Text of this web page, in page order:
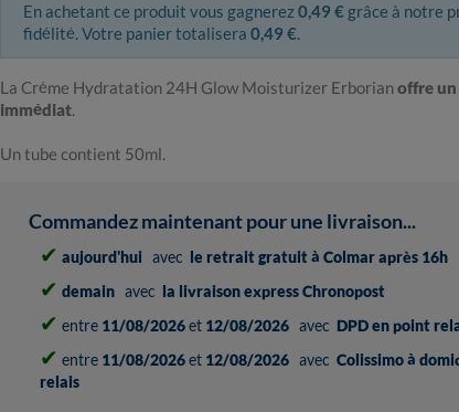
En achetant ce produit vous gagnerez0,49 € grâce à notre
fidélité. Votre panier totalisera 0,49 €.
La Crème Hydratation 24H Glow Moisturizer Erborianoffre un
immédiat.
Un tube contient 50ml.
Commandez maintenant pour une livraison...
✔ aujourd'hui avec le retrait gratuit à Colmar après 16h
✔ demain avec la livraison express Chronopost
✔ entre 11/08/2026et 12/08/2026 avec DPD en point
✔ entre 11/08/2026et 12/08/2026 avec Colissimo à
relais